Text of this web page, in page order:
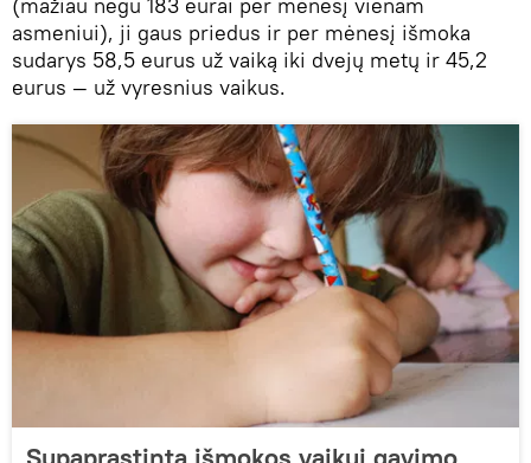
asmeniui), ji gaus priedus ir per mėnesį išmoka
sudarys 58,5 eurus už vaiką iki dvejų metų ir 45,2
eurus — už vyresnius vaikus.